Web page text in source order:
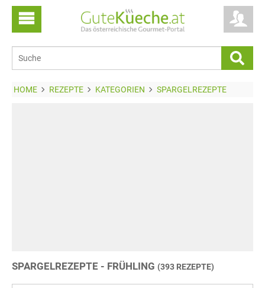
HOME REZEPTE KATEGORIEN SPARGELREZEPTE
SPARGELREZEPTE - FRÜHLING (393 REZEPTE)